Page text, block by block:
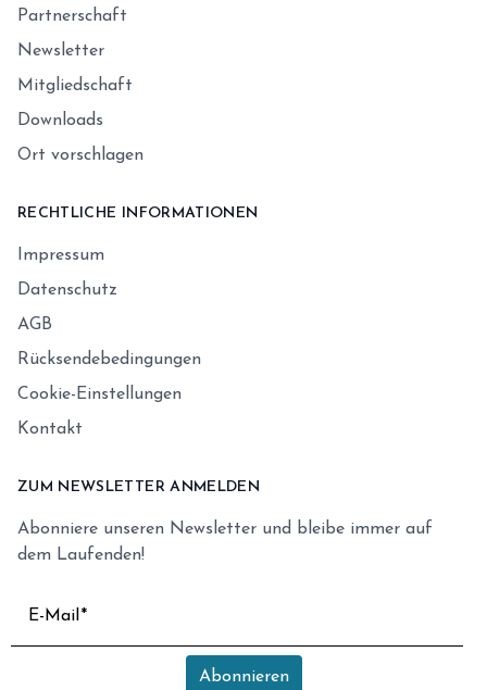
Partnerschaft
Newsletter
Mitgliedschaft
Downloads
Ort vorschlagen
RECHTLICHE INFORMATIONEN
Impressum
Datenschutz
AGB
Rücksendebedingungen
Cookie-Einstellungen
Kontakt
ZUM NEWSLETTER ANMELDEN
Abonniere unseren Newsletter und bleibe immer auf
dem Laufenden!
E-Mail
Abonnieren